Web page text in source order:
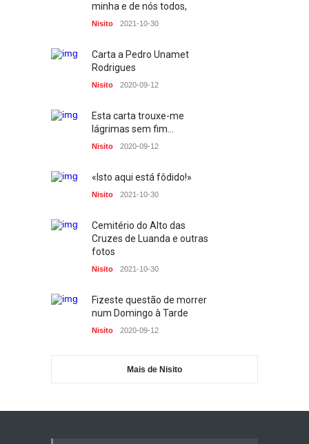
E o Penim foi à guerra
TV 2022-03-04
Quando não há palavras,
precisamos de palavras
TV 2022-03-03
A Importância do Protocolo
no acto de comunicar
profissionalmente
Mercado D. Pedro V
minha e de nós todos,
Nisito 2021-10-30
Carta a Pedro Unamet
Rodrigues
Nisito 2020-09-12
Esta carta trouxe-me
lágrimas sem fim...
Nisito 2020-09-12
«Isto aqui está fôdido!»
Nisito 2021-10-30
Cemitério do Alto das
Cruzes de Luanda e outras
fotos
Nisito 2021-10-30
Fizeste questão de morrer
num Domingo à Tarde
Nisito 2020-09-12
Mais de Nisito